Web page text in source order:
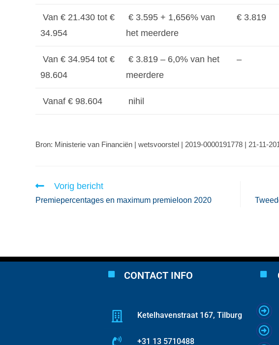
Van € 21.430 tot €
34.954
€ 3.595 + 1,656% van
het meerdere
€ 3.819
Van € 34.954 tot €
98.604
€ 3.819 – 6,0% van het
meerdere
–
Vanaf € 98.604 nihil
Bron: Ministerie van Financiën | wetsvoorstel | 2019-0000191778 | 21-11-
Vorig bericht
Premiepercentages en maximum premieloon 2020
CONTACT INFO
Ketelhavenstraat 167, Tilburg
+31 13 5710488